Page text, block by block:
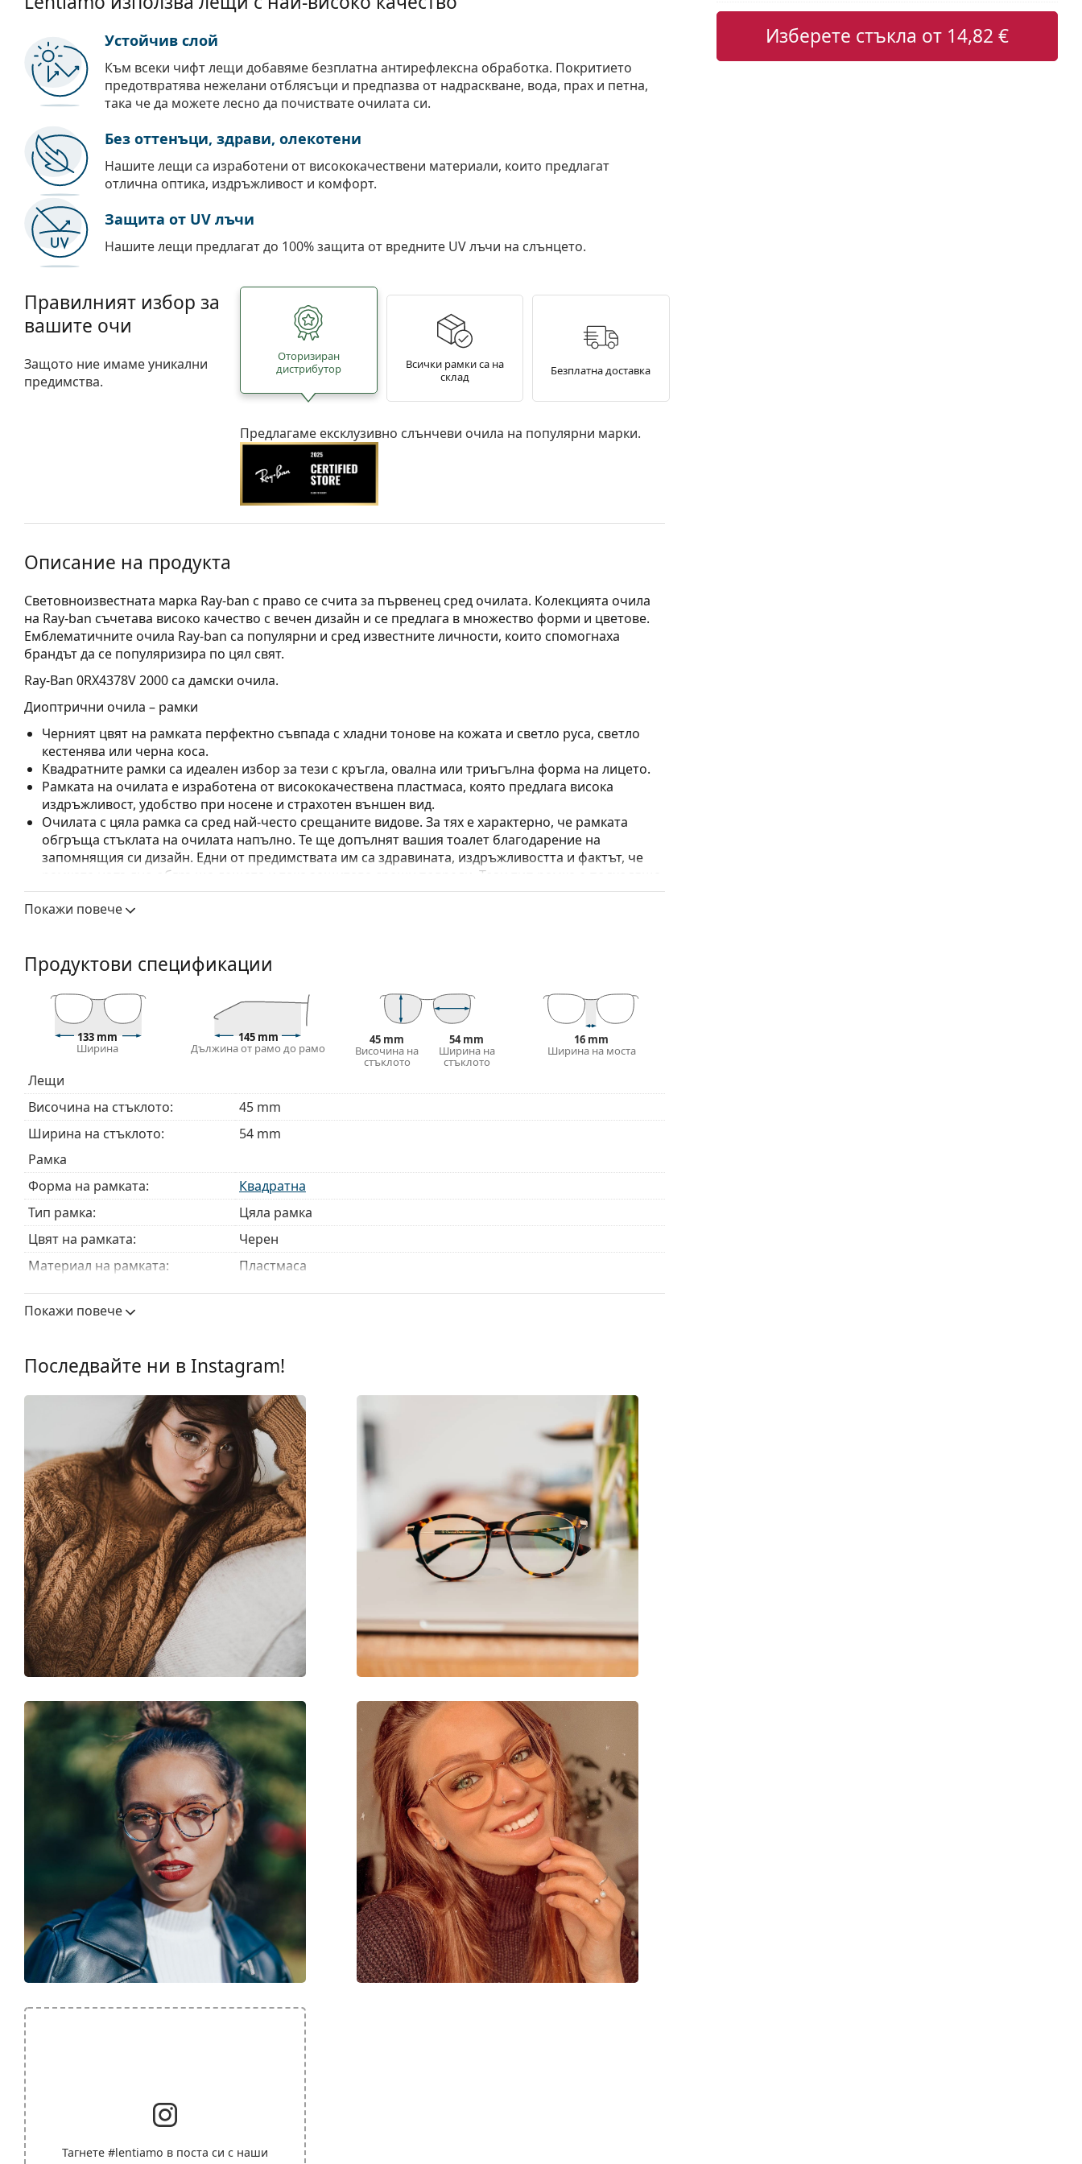
Изберете стъкла от 14,82 €
Устойчив слой
Към всеки чифт лещи добавяме безплатна антирефлексна обработка. Покритието
предотвратява нежелани отблясъци и предпазва от надраскване, вода, прах и петна,
така че да можете лесно да почиствате очилата си.
Без оттенъци, здрави, олекотени
Нашите лещи са изработени от висококачествени материали, които предлагат
отлична оптика, издръжливост и комфорт.
Защита от UV лъчи
Нашите лещи предлагат до 100% защита от вредните UV лъчи на слънцето.
Правилният избор за
вашите очи
Защото ние имаме уникални
предимства.
Oторизиран
дистрибутор
Всички рамки са на
склад
Безплатна доставка
Предлагаме ексклузивно слънчеви очила на популярни марки.
Описание на продукта
Световноизвестната марка Ray-ban с право се счита за първенец сред очилата. Колекцията очила
на Ray-ban съчетава високо качество с вечен дизайн и се предлага в множество форми и цветове.
Емблематичните очила Ray-ban са популярни и сред известните личности, които спомогнаха
брандът да се популяризира по цял свят.
Ray-Ban 0RX4378V 2000са дамски очила.
Диоптрични очила – рамки
Черният цвят на рамката перфектно съвпада с хладни тонове на кожата и светло руса, светло
кестенява или черна коса.
Квадратните рамки са идеален избор за тези с кръгла, овална или триъгълна форма на лицето.
Рамката на очилата е изработена от висококачествена пластмаса, която предлага висока
издръжливост, удобство при носене и страхотен външен вид.
Очилата с цяла рамка са сред най-често срещаните видове. За тях е характерно, че рамката
обгръща стъклата на очилата напълно. Те ще допълнят вашия тоалет благодарение на
запомнящия си дизайн. Едни от предимствата им са здравината, издръжливостта и фактът, че
рамката напълно обгръща лещата и така защитава срещу повреди. Този тип рамка е подходяща
за всички лещи, включително тези с по-висока оптична мощност.
Аксесоари
или торбичката и дизайнът могат да варират.
Кърпичката за почистване, доставяна с очилата, е идеална за почистване и грижа за тях. Някои
модели могат да бъдат доставяни с торбичка от плат вместо с кърпа.
Разгледайте пълната ни гама
очила
, за да намерите повече модели или разгледайте нашето
ръководство за очила
, ако имате нужда от помощ с избора.
Това е медицинско устройство. Прочетете инструкциите преди употреба.
Покажи повече
Продуктови спецификации
133 mm
Ширина
145 mm
Дължина от рамо до рамо
45 mm
Височина на
стъклото
54 mm
Ширина на
стъклото
16 mm
Ширина на моста
Лещи
Височина на стъклото:
45 mm
Ширина на стъклото:
54 mm
Рамка
Форма на рамката:
Квадратна
Тип рамка:
Цяла рамка
Цвят на рамката:
Черен
Материал на рамката:
Пластмаса
Размер:
M
Ширина:
Ширина на моста:
16 mm
Тегло:
175 гр.
Регулируеми подложки за нос:
Не
Флексибилни панти:
Не
Аксесоари
Кутия:
Да
Кърпичка за почистване:
Да
Други
Пол:
Категория:
Диоптрични очила
Марка:
Ray-Ban
Код:
0RX4378V 2000 54
Покажи повече
Последвайте ни в Instagram!
Тагнете #lentiamo в поста си с наши